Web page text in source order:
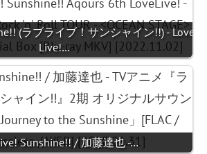
(ラブライブ！サンシャイン!!) - Love
Live!…
Sunshine!! / 加藤達也 -…